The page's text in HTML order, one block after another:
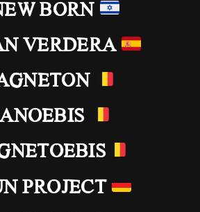
BORN
VERDERA
ANOEBIS
PROJECT